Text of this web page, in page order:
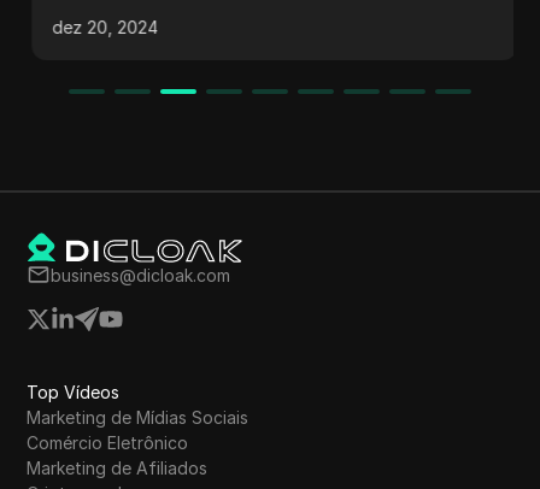
DICloak oferece uma opção viável para quem
escolha sólida para fluxos de trabalho online.
dez 20, 2024
business@dicloak.com
Top Vídeos
Marketing de Mídias Sociais
Comércio Eletrônico
Marketing de Afiliados